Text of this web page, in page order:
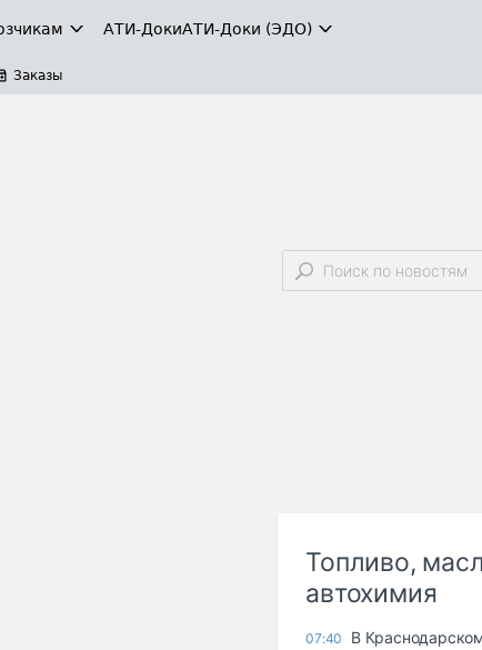
АТИ-ДокиАТИ-Доки (ЭДО)
Заказы
Топливо,
автохимия
07:40
В